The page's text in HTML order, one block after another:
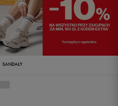
SANDAŁY